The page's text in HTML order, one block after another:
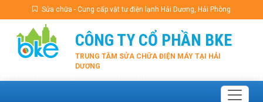
Sửa chữa - Cung cấp vật tư điện lạnh Hải Dương, Hải Phòng
CÔNG TY CỔ PHẦN BKE
TRUNG TÂM SỬA CHỮA ĐIỆN MÁY TẠI HẢI
DƯƠNG